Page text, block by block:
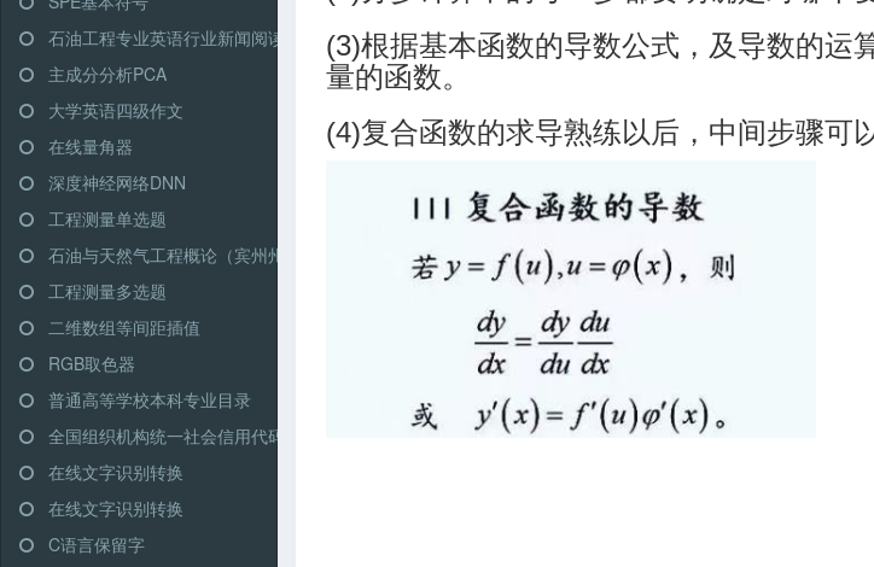
石油工程专业英语行业新闻阅读
主成分分析PCA
大学英语四级作文
在线量角器
深度神经网络DNN
工程测量单选题
石油与天然气工程概论（宾州州立大学）
工程测量多选题
二维数组等间距插值
RGB取色器
普通高等学校本科专业目录
全国组织机构统一社会信用代码查询
在线文字识别转换
在线文字识别转换
C语言保留字
(3)根据基本函数的导数公式，及导数的运
量的函数。
(4)复合函数的求导熟练以后，中间步骤可